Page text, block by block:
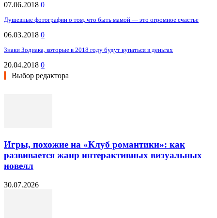
07.06.2018 0
Душевные фотографии о том, что быть мамой — это огромное счастье
06.03.2018 0
Знаки Зодиака, которые в 2018 году будут купаться в деньгах
20.04.2018 0
Выбор редактора
Игры, похожие на «Клуб романтики»: как
развивается жанр интерактивных визуальных
новелл
30.07.2026